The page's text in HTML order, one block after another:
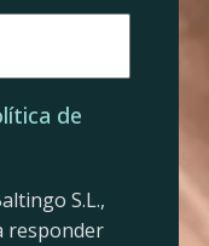
de
S.L.,
responder